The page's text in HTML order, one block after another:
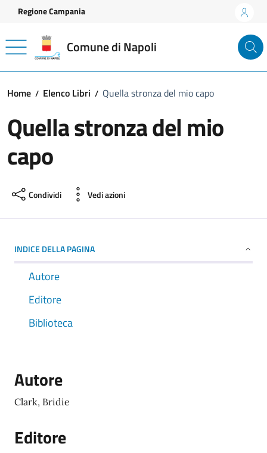
Vai ai contenuti
Vai al footer
Regione Campania
Comune di Napoli
Home Elenco Libri Quella stronza del mio capo
Quella stronza del mio
capo
Condividi Vedi azioni
INDICE DELLA PAGINA
Autore
Editore
Biblioteca
Autore
Clark, Bridie
Editore